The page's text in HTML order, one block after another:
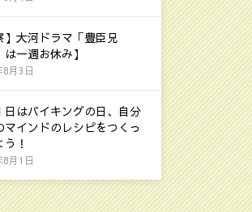
】大河ドラマ「豊臣兄
一週お休み】
8月3日
日はバイキングの日、自分
マインドのレシピをつくっ
！
8月1日